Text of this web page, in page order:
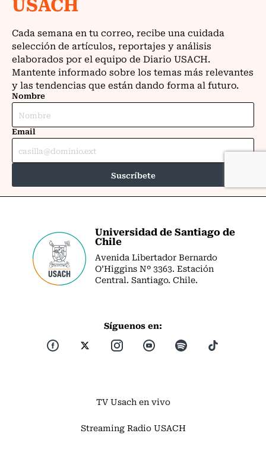
Universidad de Santiago de
Chile
Avenida Libertador Bernardo
O’Higgins Nº 3363. Estación
Central. Santiago. Chile.
Síguenos en:
TV Usach en vivo
Streaming Radio USACH